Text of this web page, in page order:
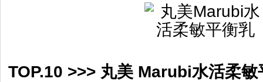
TOP.10 >>> 丸美 Marubi水活柔敏